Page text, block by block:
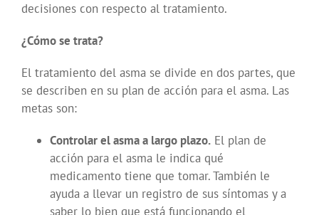
decisiones con respecto al tratamiento.
¿Cómo se trata?
El tratamiento del asma se divide en dos partes, que
se describen en su plan de acción para el asma. Las
metas son:
Controlar el asma a largo plazo. El plan de
acción para el asma le indica qué
medicamento tiene que tomar. También le
ayuda a llevar un registro de sus síntomas y a
saber lo bien que está funcionando el